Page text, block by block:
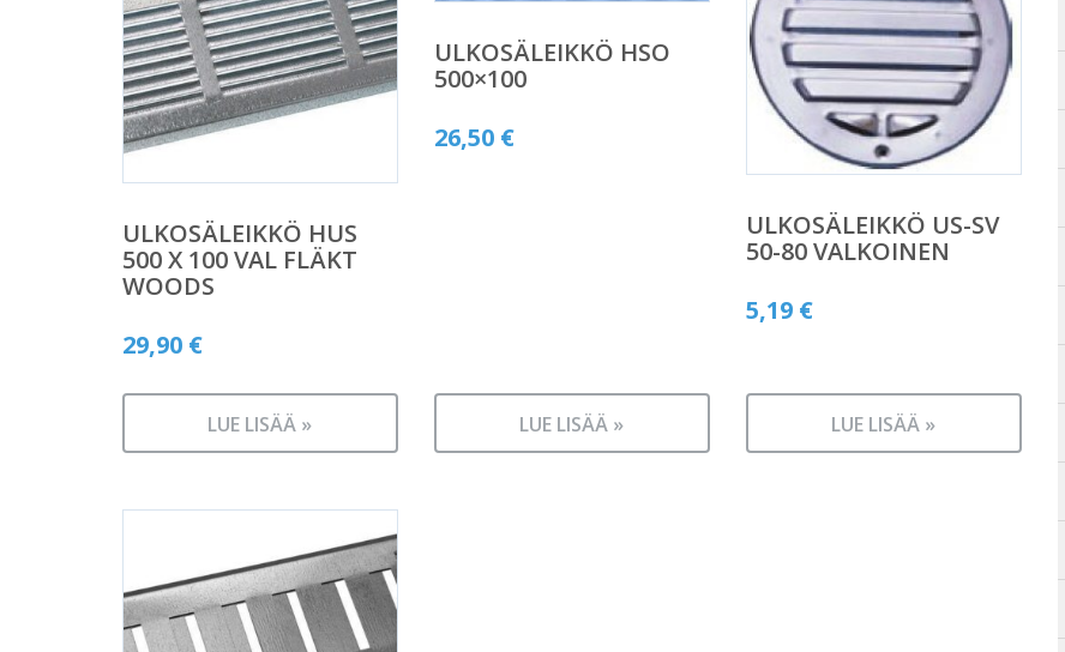
ULKOSÄLEIKKÖ HUS
500 X 100 VAL FLÄKT
WOODS
29,90 €
LUE LISÄÄ »
ULKOSÄLEIKKÖ HSO
500×100
26,50 €
LUE LISÄÄ »
ULKOSÄLEIKKÖ US-SV
50-80 VALKOINEN
5,19 €
LUE LISÄÄ »